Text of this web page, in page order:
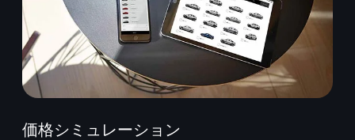
価格シミュレーション